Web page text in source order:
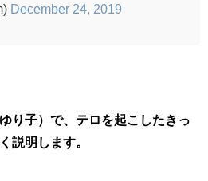
December 24, 2019
り子）で、テロを起こしたきっ
説明します。